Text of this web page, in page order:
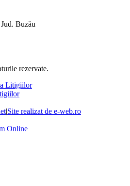
Buzău
rezervate.
|Site realizat de e-web.ro
Online